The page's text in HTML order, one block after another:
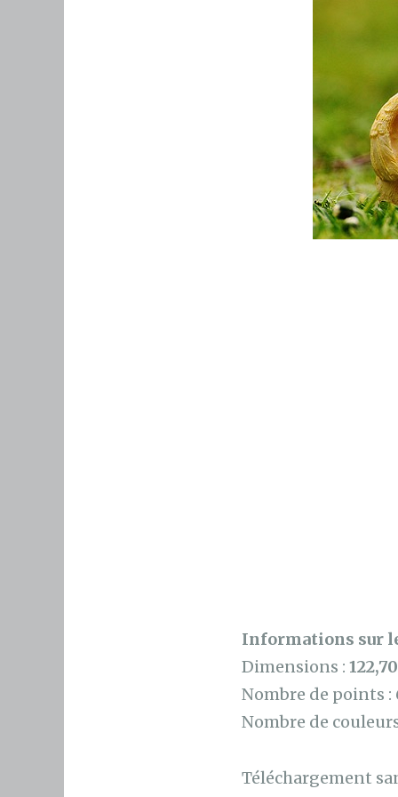
Informations sur
Dimensions :
Nombre de points :
Nombre de
Téléchargement